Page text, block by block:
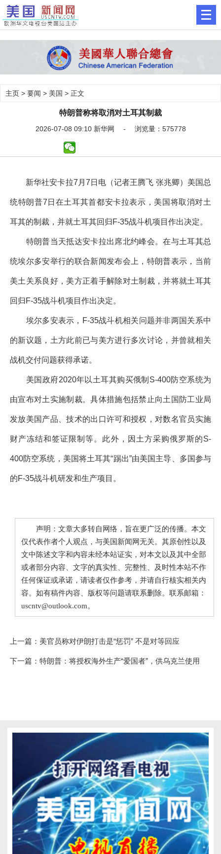
主页 > 要闻 > 美国 > 正文
特朗普称将取消对土耳其制裁
2026-07-08 09:10 新华网 - 浏览量：575778
新华社安卡拉7月7日电（记者王腾飞 张兆卿）美国总
统特朗普7日在土耳其首都安卡拉表示，美国将取消对土
耳其的制裁，并就土耳其回归F-35战斗机项目作出决定。
特朗普当天抵达安卡拉出席北约峰会。在与土耳其总
统埃尔多安举行的联合新闻发布会上，特朗普表示，当前
美土关系良好，美方正着手解除对土制裁，并将就土耳其
回归F-35战斗机项目作出决定。
埃尔多安表示，F-35战斗机相关问题并非两国关系中
的新议题，土方此前已与美方进行多次讨论，并曾就相关
战机交付问题获得承诺。
美国政府2020年以土耳其购买俄制S-400防空系统为
由宣布对土实施制裁。具体措施包括禁止向土国防工业局
发放美国产品、技术的出口许可和授权，对数名官员实施
财产冻结和签证限制等。此外，因土方采购俄罗斯的S-
400防空系统，美国将土耳其“踢出”由美国主导、多国参与
的F-35战斗机研发和生产项目。
声明：文章大多转自网络，旨在更广泛的传播。本文
仅代表作者个人观点，与美国新闻网无关。其原创性以及
文中陈述文字和内容未经本站证实，对本文以及其中全部
或者部分内容、文字的真实性、完整性、及时性本站不作
任何保证或承诺，请读者仅作参考，并请自行核实相关内
容。如有稿件内容、版权等问题请联系删除。联系邮箱：
uscntv@outlook.com。
上一篇： 美官员称对伊朗打击是“惩罚” 不是对等回应
下一篇： 特朗普：将授权海外生产“爱国者”，供乌克兰使用